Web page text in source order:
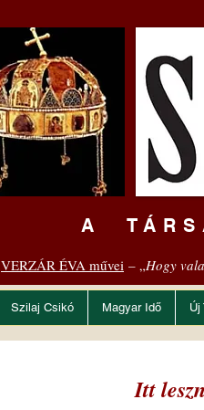
A
VERZÁR ÉVA művei – „Hogy
Szilaj Csikó Magyar Idő Új
Itt